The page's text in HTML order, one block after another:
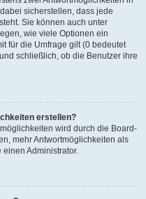
sicherstellen, dass jede
Sie können auch unter
wie viele Optionen ein
für die Umfrage gilt (0 bedeutet
schließlich, ob die Benutzer ihre
erstellen?
wird durch die Board-
mehr Antwortmöglichkeiten als
Administrator.